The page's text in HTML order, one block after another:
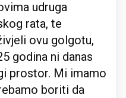
udruga
rata, te
ovu golgotu,
godina ni danas
prostor. Mi imamo
boriti da